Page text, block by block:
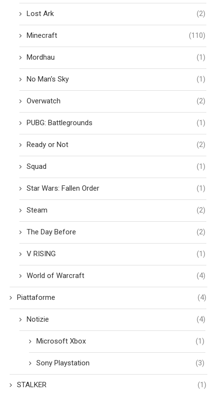
Lost Ark (2)
Minecraft (110)
Mordhau (1)
No Man's Sky (1)
Overwatch (2)
PUBG: Battlegrounds (1)
Ready or Not (2)
Squad (1)
Star Wars: Fallen Order (1)
Steam (2)
The Day Before (2)
V RISING (1)
World of Warcraft (4)
Piattaforme (4)
Notizie (4)
Microsoft Xbox (1)
Sony Playstation (3)
STALKER (1)